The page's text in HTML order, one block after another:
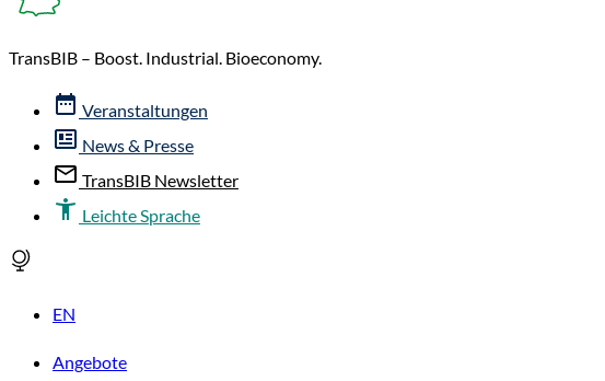
TransBIB – Boost. Industrial. Bioeconomy.
Veranstaltungen
News & Presse
TransBIB Newsletter
Leichte Sprache
EN
Angebote